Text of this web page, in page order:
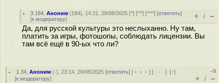
3.184 ,Аноним (184), 14:31, 28/08/2025 [^] [^^] [^^^] [ответить]
[к модератору] + / –
Да, для русской культуры это неслыханно. Ну там,
платить за игры, фотошопы, соблюдать лицензии. Вы
там всё ещё в 90-ых что ли?
1.34 ,Аноним (-), 23:14, 26/08/2025 [ответить] [ ﹢﹢﹢] [ · · ·][↑]
[к модератору]
–5
+ / –